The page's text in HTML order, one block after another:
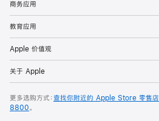
商务应用
教育应用
Apple 价值观
关于 Apple
更多选购方式：查找你附近的 Apple Store 零售店
8800。